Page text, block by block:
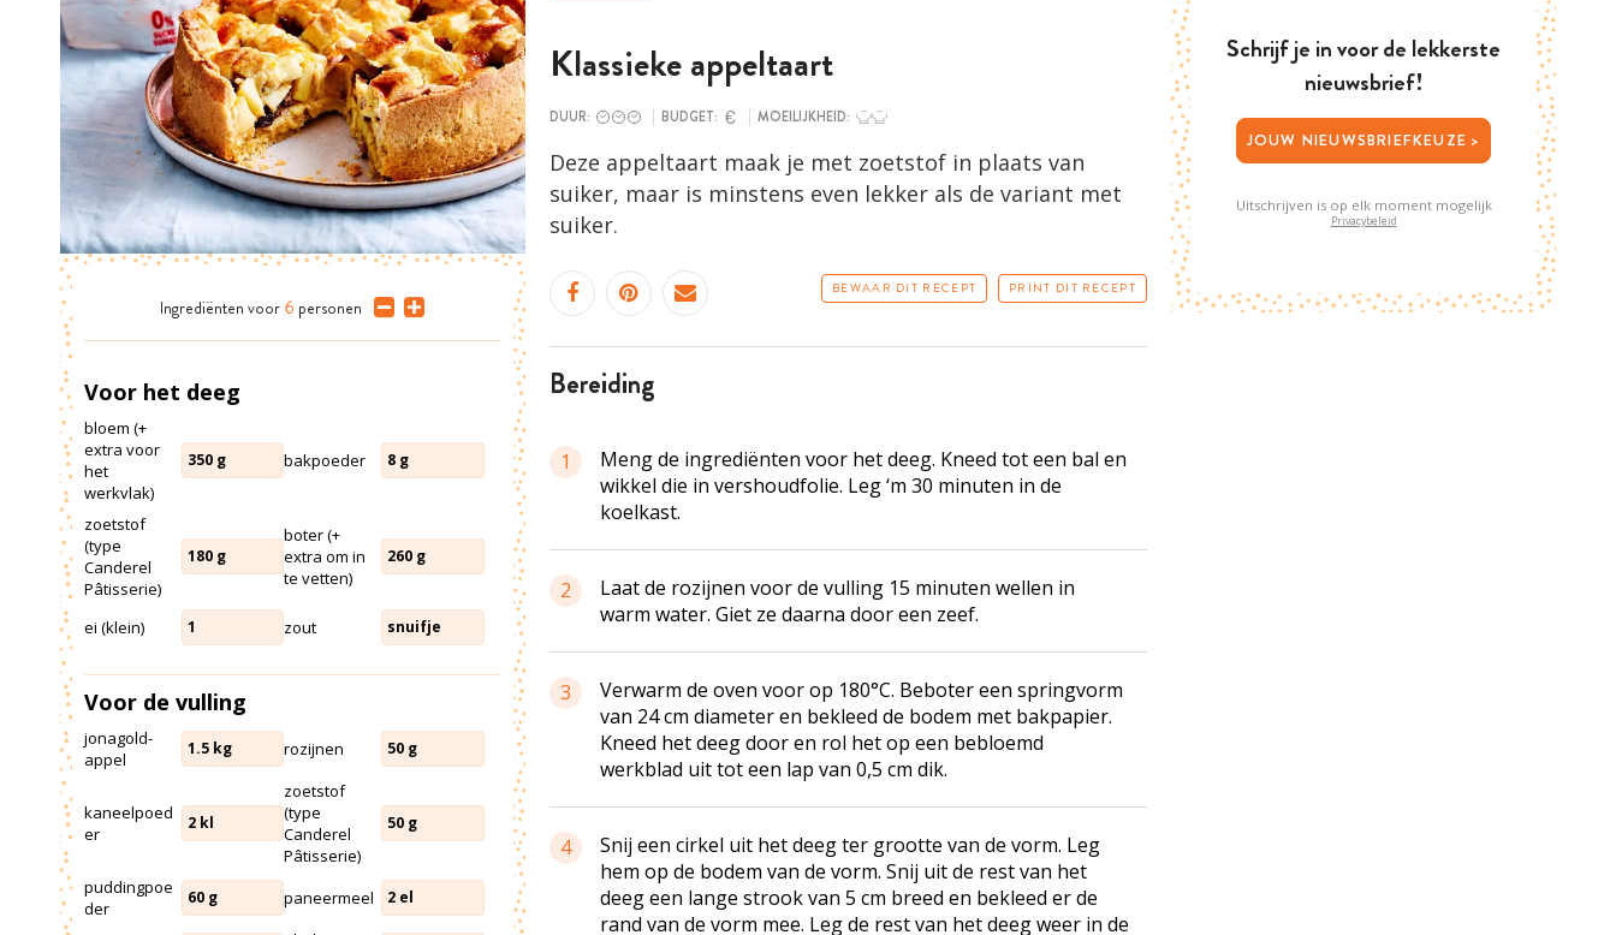
Klassieke appeltaart
DUUR: BUDGET: MOEILIJKHEID:
Deze appeltaart maak je met zoetstof in plaats van
suiker, maar is minstens even lekker als de variant met
suiker.
BEWAAR DIT RECEPT PRINT DIT RECEPT
bereiding
1
Meng de ingrediënten voor het deeg. Kneed tot een bal en
wikkel die in vershoudfolie. Leg ‘m 30 minuten in de
koelkast.
2
Laat de rozijnen voor de vulling 15 minuten wellen in
warm water. Giet ze daarna door een zeef.
3
Verwarm de oven voor op 180°C. Beboter een springvorm
van 24 cm diameter en bekleed de bodem met bakpapier.
Kneed het deeg door en rol het op een bebloemd
werkblad uit tot een lap van 0,5 cm dik.
4
Snij een cirkel uit het deeg ter grootte van de vorm. Leg
hem op de bodem van de vorm. Snij uit de rest van het
deeg een lange strook van 5 cm breed en bekleed er de
rand van de vorm mee. Leg de rest van het deeg weer in de
Ingrediënten voor 6 personen
Voor het deeg
bloem (+
extra voor
het
werkvlak)
350 g bakpoeder 8 g
zoetstof
(type
Canderel
Pâtisserie)
180 g
boter (+
extra om in
te vetten)
260 g
ei (klein) 1 zout snuifje
Voor de vulling
jonagold-
appel
1.5 kg rozijnen 50 g
kaneelpoed
er
2 kl
zoetstof
(type
Canderel
Pâtisserie)
50 g
puddingpoe
der
60 g paneermeel 2 el
Schrijf je in voor de lekkerste
nieuwsbrief!
JOUW NIEUWSBRIEFKEUZE >
Uitschrijven is op elk moment mogelijk
Privacybeleid